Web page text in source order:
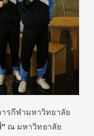
รกีฬามหาวิทยาลัย
ณ มหาวิทยาลัย